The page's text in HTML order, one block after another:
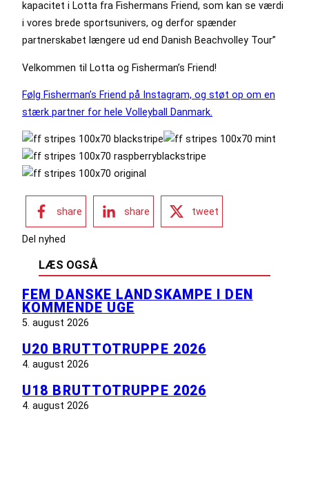
kapacitet i Lotta fra Fishermans Friend, som kan se værdi
i vores brede sportsunivers, og derfor spænder
partnerskabet længere ud end Danish Beachvolley Tour”
Velkommen til Lotta og Fisherman’s Friend!
Følg Fisherman’s Friend på Instagram, og støt op om en
stærk partner for hele Volleyball Danmark.
share share tweet
Del nyhed
LÆS OGSÅ
FEM DANSKE LANDSKAMPE I DEN
KOMMENDE UGE
5. august 2026
U20 BRUTTOTRUPPE 2026
4. august 2026
U18 BRUTTOTRUPPE 2026
4. august 2026